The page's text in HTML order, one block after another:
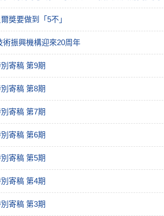
獎要做到「5不」
振興機構迎來20周年
寄稿 第9期
寄稿 第8期
寄稿 第7期
寄稿 第6期
寄稿 第5期
寄稿 第4期
寄稿 第3期